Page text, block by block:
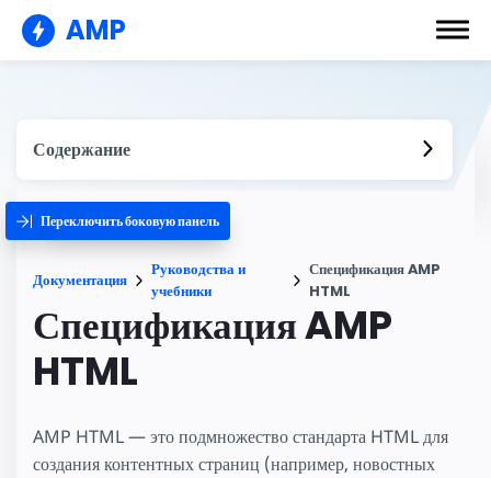
AMP
Содержание
Переключить боковую панель
Документация
Руководства и
учебники
Спецификация AMP
HTML
Спецификация AMP
HTML
AMP HTML — это подмножество стандарта HTML для
создания контентных страниц (например, новостных